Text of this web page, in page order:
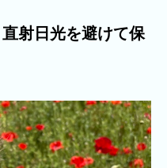
射日光を避けて保